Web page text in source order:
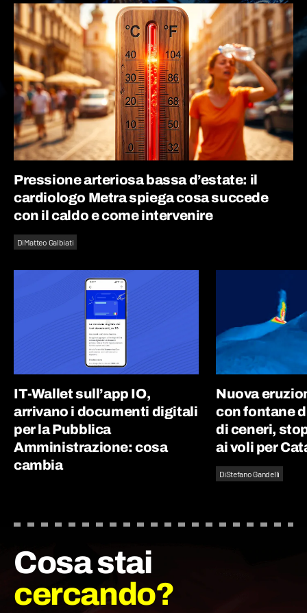
Pressione arteriosa bassa d’estate: il
cardiologo Metra spiega cosa succede
con il caldo e come intervenire
DiMatteo Galbiati
IT-Wallet sull’app IO,
arrivano i documenti digitali
per la Pubblica
Amministrazione: cosa
cambia
Nuova
con fontane
di ceneri,
ai voli per
DiStefano Gandelli
Cosa stai
cercando?